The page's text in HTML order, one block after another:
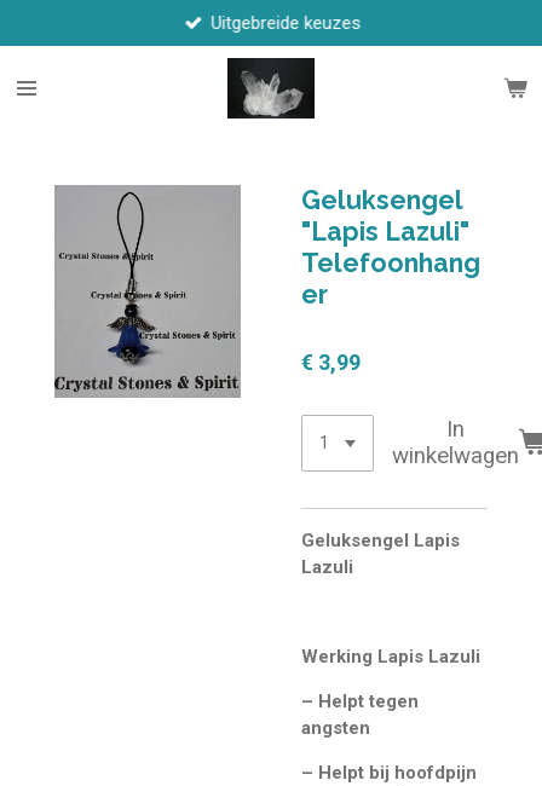
direct
naar
Uitgebreide keuzes
Geluksengel
"Lapis Lazuli"
Telefoonhang
er
€ 3,99
In
winkelwagen
Geluksengel Lapis
Lazuli
Werking Lapis Lazuli
– Helpt tegen
angsten
– Helpt bij hoofdpijn